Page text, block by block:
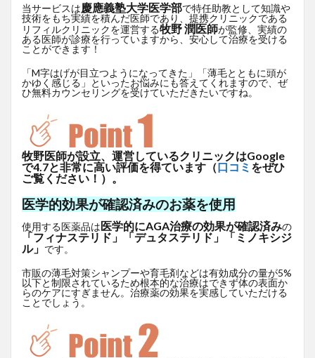
当サービスは慶應義塾大学医学部で特任助教として知識や
技術をもち実績を積んだ医師であり、提携クリニックである
リフィルクリニックを運営する牧野 潤医師が監修、実績の
ある医師が診療を行っていますから、安心して治療を受ける
ことができます！
「M字はげが目立つようになってきた」「薄毛とともに頭が
かゆく感じる」といったお悩みにも答えてくれますので、ぜ
ひ無料カウンセリングを受けていただきたいですね。
牧野医師が設立、運営しているクリニックはGoogle
で4.7と非常に高い評価を得ています（口コミ をぜひ
ご覧ください！）。
医学的効果が確認済みのお薬を使用
使用する医薬品は医学的にAGA治療の効果が確認済みの
「フィナステリド」「デュタステリド」「ミノキシジ
ル」 です。
市販の薄毛対策シャンプーや育毛剤などは有効成分の量が5%
以下と制限されているため根本的な治療はできず体の表面か
らのケアにすぎません。治療薬の効果を実感していただける
ことでしょう。